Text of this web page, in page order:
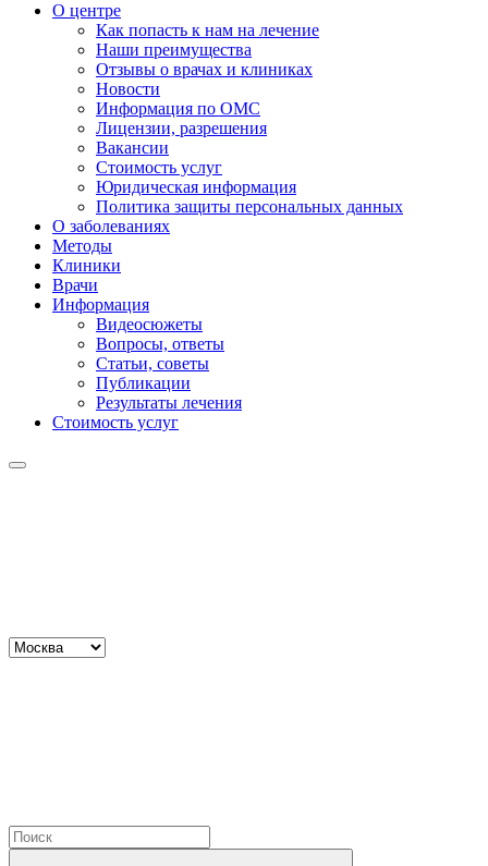
О центре
Как попасть к нам на лечение
Наши преимущества
Отзывы о врачах и клиниках
Новости
Информация по ОМС
Лицензии, разрешения
Вакансии
Стоимость услуг
Юридическая информация
Политика защиты персональных данных
О заболеваниях
Методы
Клиники
Врачи
Информация
Видеосюжеты
Вопросы, ответы
Статьи, советы
Публикации
Результаты лечения
Стоимость услуг